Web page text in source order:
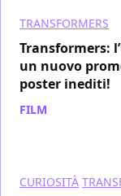
TRANSFORMERS
Transformers:
un nuovo
poster inediti!
FILM
CURIOSITÀ